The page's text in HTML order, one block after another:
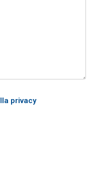
privacy